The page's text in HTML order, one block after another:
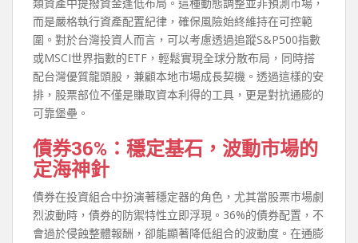
而是嚴格執行資產配置紀律，確保風險始終維持在可控範
圍。對於台灣投資人而言，可以考慮透過追蹤S&P500指數
或MSCI世界指數的ETF，輕鬆實現全球分散布局，同時搭
配台灣優質龍頭股，兼顧本地市場成長契機。透過這樣的安
排，股票部位不僅是賺取資本利得的工具，更是對抗通膨的
可靠堡壘。
債券36%：穩定基石，波動市場的
定海神針
債券在投資組合中扮演著穩定器的角色，尤其當股票市場劇
烈波動時，債券的防禦特性立即浮現。36%的債券配置，不
會過於侵蝕整體報酬，卻能顯著降低組合的波動度。在通膨